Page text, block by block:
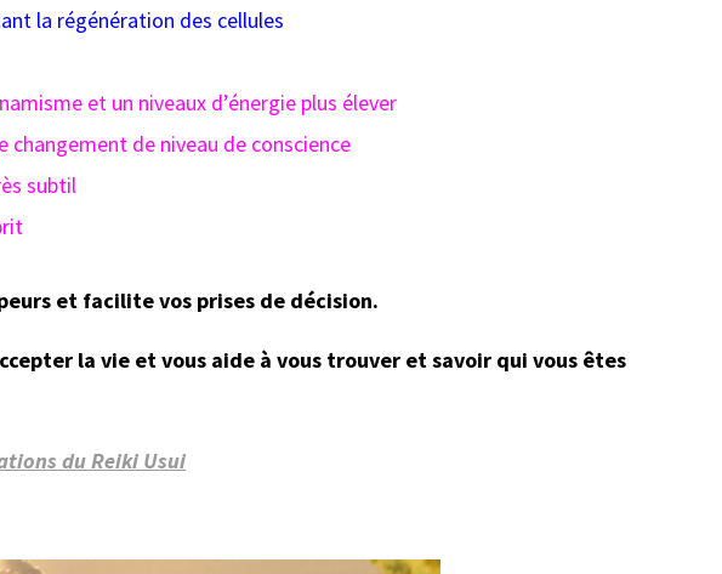
la régénération des cellules
et un niveaux d’énergie plus élever
changement de niveau de conscience
subtil
et facilite vos prises de décision.
la vie et vous aide à vous trouver et savoir qui vous êtes
du Reiki Usui